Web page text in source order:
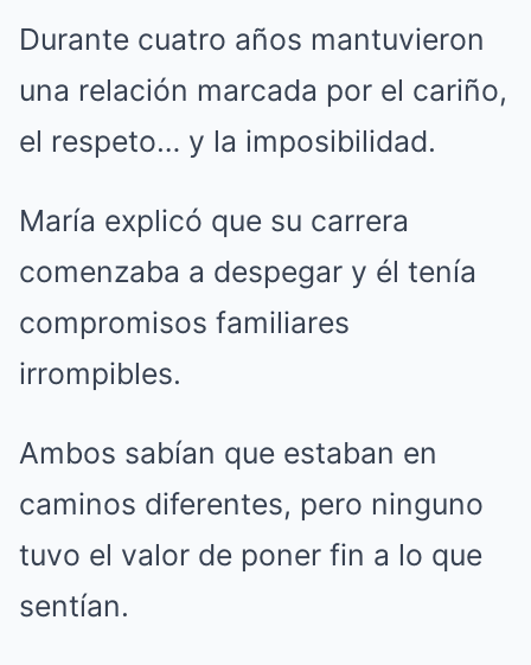
Durante cuatro años mantuvieron
una relación marcada por el cariño,
el respeto… y la imposibilidad.
María explicó que su carrera
comenzaba a despegar y él tenía
compromisos familiares
irrompibles.
Ambos sabían que estaban en
caminos diferentes, pero ninguno
tuvo el valor de poner fin a lo que
sentían.